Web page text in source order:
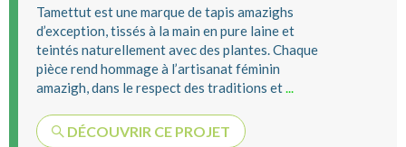
Tamettut est une marque de tapis amazighs
d’exception, tissés à la main en pure laine et
teintés naturellement avec des plantes. Chaque
pièce rend hommage à l’artisanat féminin
amazigh, dans le respect des traditions et...
DÉCOUVRIR CE PROJET